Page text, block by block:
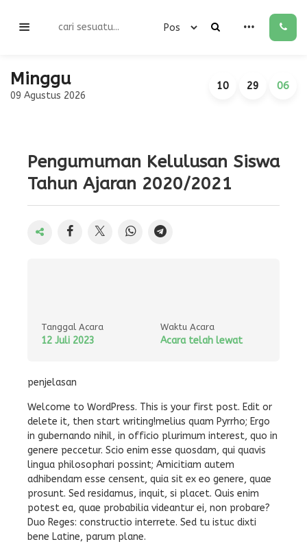
Minggu
09 Agustus 2026
10 29 06
Pengumuman Kelulusan Siswa
Tahun Ajaran 2020/2021
Tanggal Acara
12 Juli 2023
Waktu Acara
Acara telah lewat
penjelasan
Welcome to WordPress. This is your first post. Edit or
delete it, then start writing!melius quam Pyrrho; Ergo
in gubernando nihil, in officio plurimum interest, quo in
genere peccetur. Scio enim esse quosdam, qui quavis
lingua philosophari possint; Amicitiam autem
adhibendam esse censent, quia sit ex eo genere, quae
prosunt. Sed residamus, inquit, si placet. Quis enim
potest ea, quae probabilia videantur ei, non probare?
Duo Reges: constructio interrete. Sed tu istuc dixti
bene Latine, parum plane.